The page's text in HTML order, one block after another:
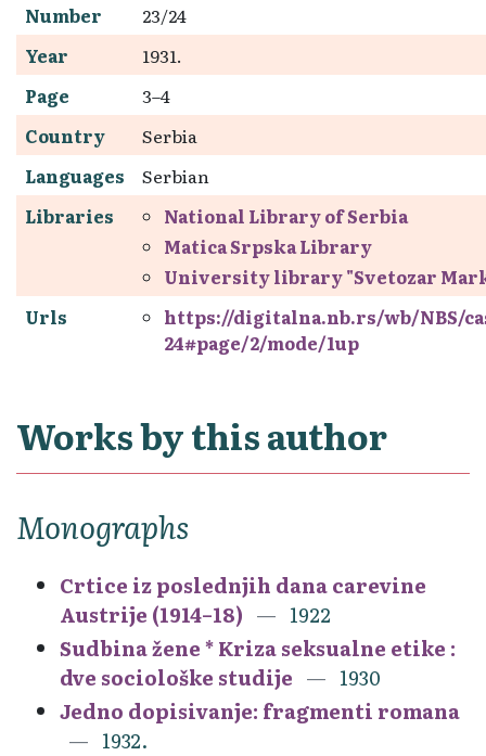
Number
23/24
Year
1931.
Page
3–4
Country
Serbia
Languages
Serbian
Libraries
National Library of Serbia
Matica Srpska Library
University library "Svetozar
Urls
https://digitalna.nb.rs/wb/NBS/
24#page/2/mode/1up
Works by this author
Monographs
Crtice iz poslednjih dana carevine
Austrije (1914–18)
1922
Sudbina žene * Kriza seksualne etike :
dve sociološke studije
1930
Jedno dopisivanje: fragmenti romana
1932.